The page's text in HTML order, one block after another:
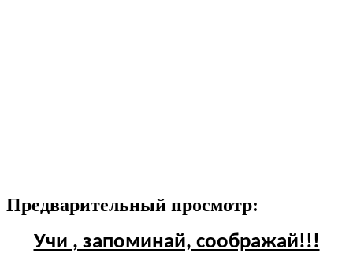
Предварительный просмотр:
Учи , запоминай, соображай!!!